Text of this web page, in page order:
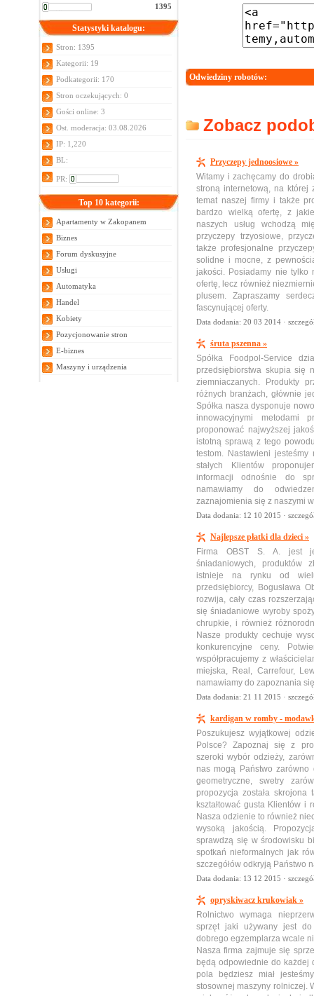
1395
Statystyki katalogu:
Stron: 1395
Kategorii: 19
Podkategorii: 170
Stron oczekujących: 0
Gości online: 3
Ost. moderacja: 03.08.2026
IP: 1,220
BL:
PR:
Top 10 kategorii:
Apartamenty w Zakopanem
Biznes
Forum dyskusyjne
Usługi
Automatyka
Handel
Kobiety
Pozycjonowanie stron
E-biznes
Maszyny i urządzenia
Odwiedziny robotów:
Zobacz
Przyczepy jednoosiowe »
Witamy i zachęcamy do
stroną internetową, na której
temat naszej firmy i także
bardzo wielką ofertę, z
naszych usług wchodzą
przyczepy trzyosiowe,
także profesjonalne
solidne i mocne, z
jakości. Posiadamy nie tylko
ofertę, lecz również
plusem. Zapraszamy
fascynującej oferty.
Data dodania: 20 03 2014 ·
śruta pszenna »
Spółka Foodpol-Service
przedsiębiorstwa skupia się
ziemniaczanych. Produkty
różnych branżach, głównie
Spółka nasza dysponuje
innowacyjnymi metodami
proponować najwyższej
istotną sprawą z tego
testom. Nastawieni jesteśmy
stałych Klientów
informacji odnośnie do
namawiamy do
zaznajomienia się z naszymi
Data dodania: 12 10 2015 ·
Najlepsze płatki dla dzieci »
Firma OBST S. A. jest
śniadaniowych, produktów
istnieje na rynku od
przedsiębiorcy, Bogusława
rozwija, cały czas
się śniadaniowe wyroby
chrupkie, i również
Nasze produkty cechuje
konkurencyjne ceny.
współpracujemy z
miejska, Real, Carrefour,
namawiamy do zapoznania
Data dodania: 21 11 2015 ·
kardigan w romby -
Poszukujesz wyjątkowej
Polsce? Zapoznaj się z
szeroki wybór odzieży,
nas mogą Państwo
geometryczne, swetry
propozycja została
kształtować gusta Klientów i
Nasza odzienie to również
wysoką jakością.
sprawdzą się w środowisku
spotkań nieformalnych jak
szczegółów odkryją Państwo
Data dodania: 13 12 2015 ·
opryskiwacz krukowiak »
Rolnictwo wymaga
sprzęt jaki używany jest
dobrego egzemplarza wcale
Nasza firma zajmuje się
będą odpowiednie do każdej
pola będziesz miał
stosownej maszyny rolniczej.